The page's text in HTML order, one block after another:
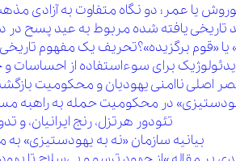
یا عمر؛ دو نگاه متفاوت به آزادی
یافته شده مربوط به عید پسح در
یا «قوم برگزیده»؟تحریف یک مفهوم
برای سوءاستفاده از احساسات و
اصلی ناامنی یهودیان و محکومیت
در محکومیت حمله به راهبه
تئودور هرتزل، رنج ایرانیان، و
بیانیه سازمان «نه به یهودستیزی»